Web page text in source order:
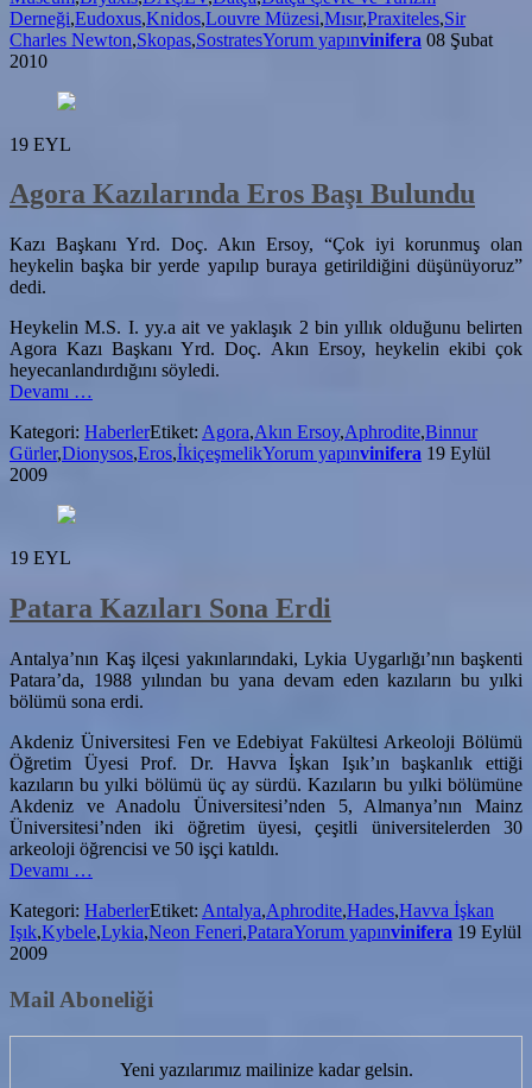
Kaldı
Derneği,Eudoxus,Knidos,Louvre Müzesi,Mısır,Praxiteles,Sir
Charles Newton,Skopas,SostratesYorum yapınvinifera 08 Şubat
2010
19 EYL
Agora Kazılarında Eros Başı Bulundu
Kazı Başkanı Yrd. Doç. Akın Ersoy, “Çok iyi korunmuş olan
heykelin başka bir yerde yapılıp buraya getirildiğini düşünüyoruz”
dedi.
Heykelin M.S. I. yy.a ait ve yaklaşık 2 bin yıllık olduğunu belirten
Agora Kazı Başkanı Yrd. Doç. Akın Ersoy, heykelin ekibi çok
heyecanlandırdığını söyledi.
Devamı
Eros
Başı
…
Kategori: HaberlerEtiket: Agora,Akın Ersoy,Aphrodite,Binnur
Gürler,Dionysos,Eros,İkiçeşmelikYorum yapınvinifera 19 Eylül
2009
19 EYL
Patara Kazıları Sona Erdi
Antalya’nın Kaş ilçesi yakınlarındaki, Lykia Uygarlığı’nın başkenti
Patara’da, 1988 yılından bu yana devam eden kazıların bu yılki
bölümü sona erdi.
Akdeniz Üniversitesi Fen ve Edebiyat Fakültesi Arkeoloji Bölümü
Öğretim Üyesi Prof. Dr. Havva İşkan Işık’ın başkanlık ettiği
kazıların bu yılki bölümü üç ay sürdü. Kazıların bu yılki bölümüne
Akdeniz ve Anadolu Üniversitesi’nden 5, Almanya’nın Mainz
Üniversitesi’nden iki öğretim üyesi, çeşitli üniversitelerden 30
arkeoloji öğrencisi ve 50 işçi katıldı.
Devamı
Sona
Erdi
…
Kategori: HaberlerEtiket: Antalya,Aphrodite,Hades,Havva İşkan
Işık,Kybele,Lykia,Neon Feneri,PataraYorum yapınvinifera 19 Eylül
2009
Mail Aboneliği
Yeni yazılarımız mailinize kadar gelsin.